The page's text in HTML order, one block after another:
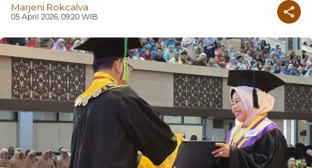
Marjeni Rokcalva
05 April 2026, 09:20 WIB